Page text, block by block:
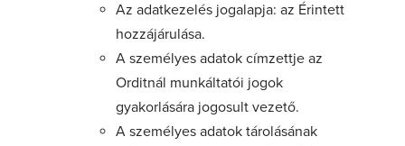
Az adatkezelés jogalapja: az Érintett
hozzájárulása.
A személyes adatok címzettje az
Orditnál munkáltatói jogok
gyakorlására jogosult vezető.
A személyes adatok tárolásának